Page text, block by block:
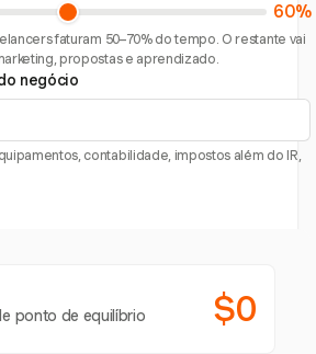
60%
faturam 50–70% do tempo. O restante vai
propostas e aprendizado.
negócio
contabilidade, impostos além do IR,
ponto de equilíbrio $0